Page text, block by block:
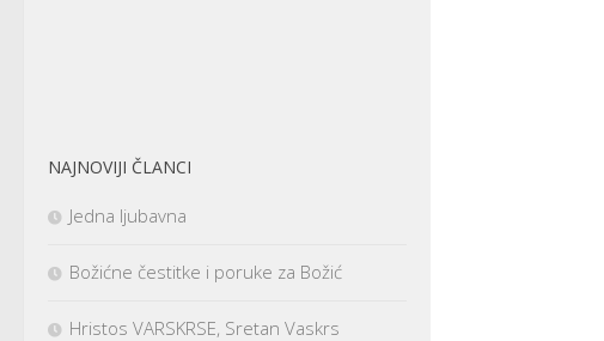
NAJNOVIJI ČLANCI
Jedna ljubavna
Božićne čestitke i poruke za Božić
Hristos VARSKRSE, Sretan Vaskrs